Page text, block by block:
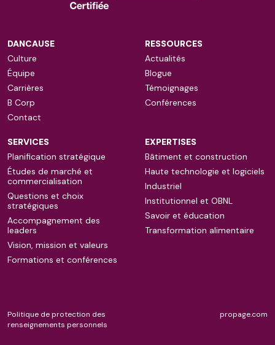
DANCAUSE
Culture
Équipe
Carrières
B Corp
Contact
RESSOURCES
Actualités
Blogue
Témoignages
Conférences
SERVICES
Planification stratégique
Études de marché et
commercialisation
Questions et choix
stratégiques
Accompagnement des
leaders
Vision, mission et valeurs
Formations et conférences
EXPERTISES
Bâtiment et construction
Haute technologie et logiciels
Industriel
Institutionnel et OBNL
Savoir et éducation
Transformation alimentaire
Politique de protection des
renseignements personnels
propage.com